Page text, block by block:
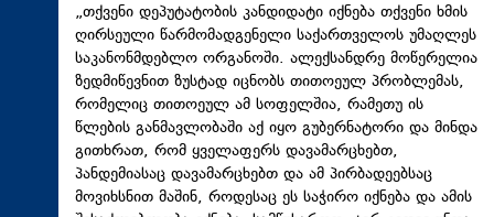
„თქვენი დეპუტატობის კანდიდატი იქნება თქვენი ხმის
ღირსეული წარმომადგენელი საქართველოს უმაღლეს
საკანონმდებლო ორგანოში. ალექსანდრე მოწერელია
ზედმიწევნით ზუსტად იცნობს თითოეულ პრობლემას,
რომელიც თითოეულ ამ სოფელშია, რამეთუ ის
წლების განმავლობაში აქ იყო გუბერნატორი და მინდა
გითხრათ, რომ ყველაფერს დავამარცხებთ,
პანდემიასაც დავამარცხებთ და ამ პირბადეებსაც
მოვიხსნით მაშინ, როდესაც ეს საჭირო იქნება და ამის